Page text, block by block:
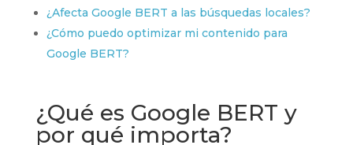
¿Afecta Google BERT a las búsquedas locales?
¿Cómo puedo optimizar mi contenido para
Google BERT?
¿Qué es Google BERT y
por qué importa?